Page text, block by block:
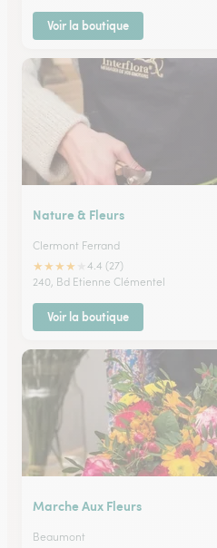
Voir la boutique
Nature & Fleurs
Clermont Ferrand
★★★★
4.4 (27)
240, Bd Etienne Clémentel
Voir la boutique
Marche Aux Fleurs
Beaumont